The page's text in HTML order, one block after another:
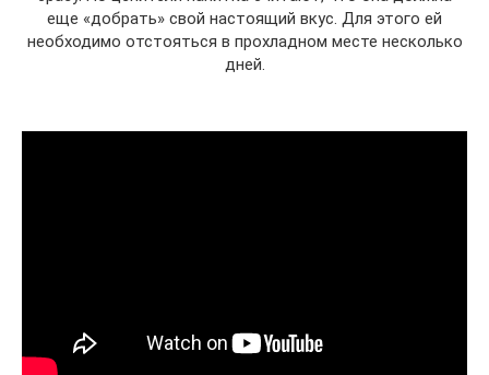
еще «добрать» свой настоящий вкус. Для этого ей
необходимо отстояться в прохладном месте несколько
дней.